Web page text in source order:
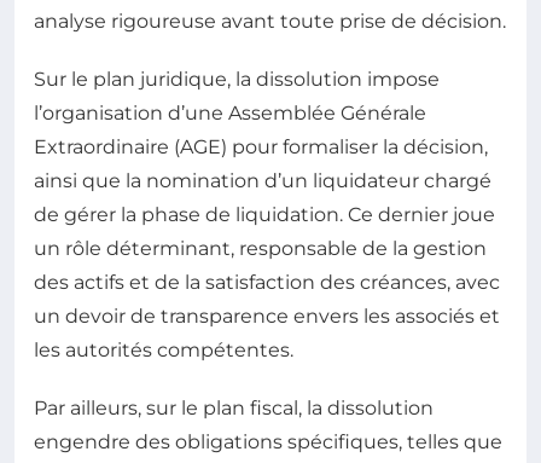
analyse rigoureuse avant toute prise de décision.
Sur le plan juridique, la dissolution impose
l’organisation d’une Assemblée Générale
Extraordinaire (AGE) pour formaliser la décision,
ainsi que la nomination d’un liquidateur chargé
de gérer la phase de liquidation. Ce dernier joue
un rôle déterminant, responsable de la gestion
des actifs et de la satisfaction des créances, avec
un devoir de transparence envers les associés et
les autorités compétentes.
Par ailleurs, sur le plan fiscal, la dissolution
engendre des obligations spécifiques, telles que